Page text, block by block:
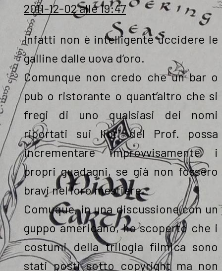
2011-12-02 alle 19:47
Infatti non è intelligente uccidere le
galline dalle uova d’oro.
Comunque non credo che un bar o
pub o ristorante o quant’altro che si
fregi di uno qualsiasi dei nomi
riportati sui libri del Prof. possa
incrementare improvvisamente i
propri guadagni, se già non fossero
bravi nel loro mestiere.
Comuque, in una discussione con un
guppo americano, ho scoperto che i
costumi della trilogia filmica sono
stati posti sotto copyright ma non